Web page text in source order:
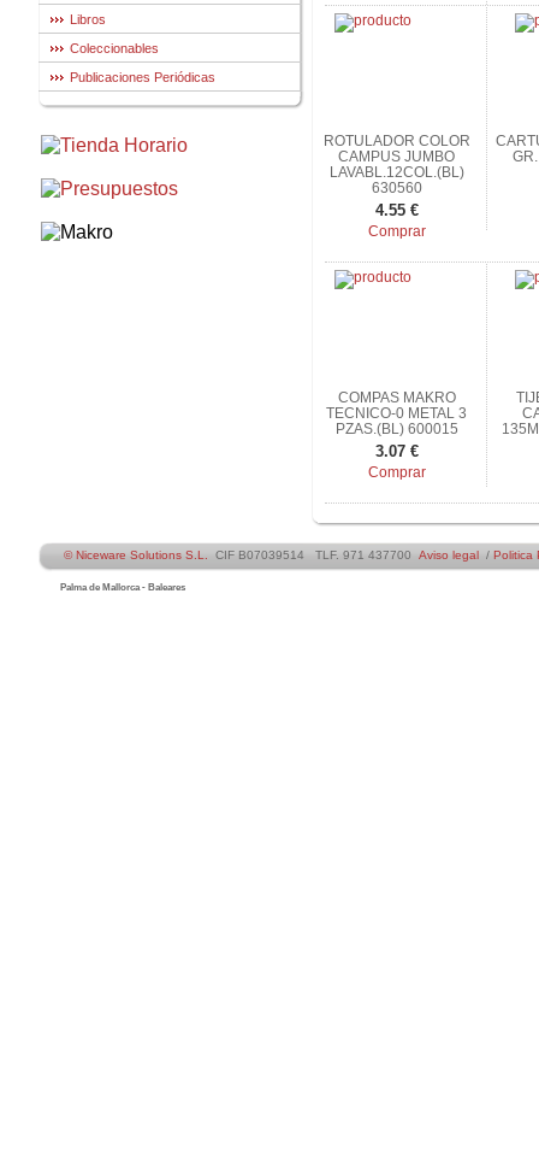
Libros
Coleccionables
Publicaciones Periódicas
ROTULADOR COLOR
CAMPUS JUMBO
LAVABL.12COL.(BL)
630560
4.55 €
Comprar
COMPAS MAKRO
TECNICO-0 METAL 3
PZAS.(BL) 600015
3.07 €
Comprar
© Niceware Solutions S.L. CIF B07039514 TLF. 971 437700 Aviso legal / Politica
Palma de Mallorca - Baleares